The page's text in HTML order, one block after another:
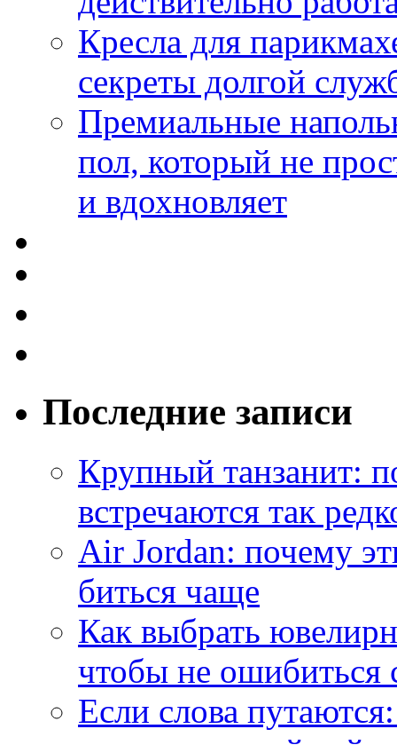
Кресла для
секреты долгой
Премиальные
пол, который не
и вдохновляет
Последние записи
Крупный танзанит:
встречаются так
Air Jordan: почему
биться чаще
Как выбрать
чтобы не ошибиться
Если слова